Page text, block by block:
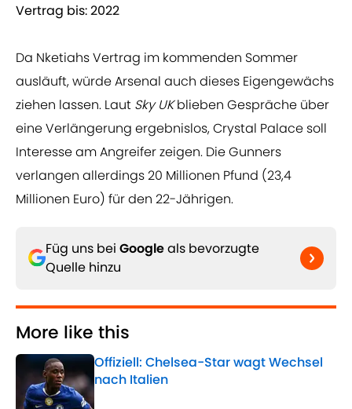
Vertrag bis: 2022
Da Nketiahs Vertrag im kommenden Sommer
ausläuft, würde Arsenal auch dieses Eigengewächs
ziehen lassen. Laut Sky UKblieben Gespräche über
eine Verlängerung ergebnislos, Crystal Palace soll
Interesse am Angreifer zeigen. Die Gunners
verlangen allerdings 20 Millionen Pfund (23,4
Millionen Euro) für den 22-Jährigen.
Füg uns bei Googleals bevorzugte
Quelle hinzu
More like this
Offiziell: Chelsea-Star wagt Wechsel
nach Italien